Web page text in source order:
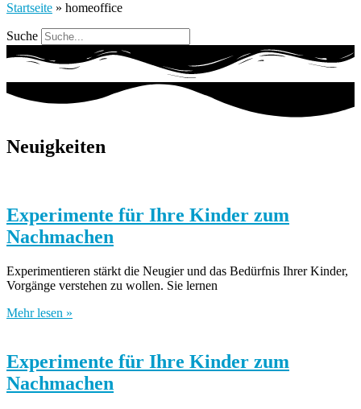
Startseite » homeoffice
Suche
Neuigkeiten
Experimente für Ihre Kinder zum
Nachmachen
Experimentieren stärkt die Neugier und das Bedürfnis Ihrer Kinder,
Vorgänge verstehen zu wollen. Sie lernen
Mehr lesen »
Experimente für Ihre Kinder zum
Nachmachen